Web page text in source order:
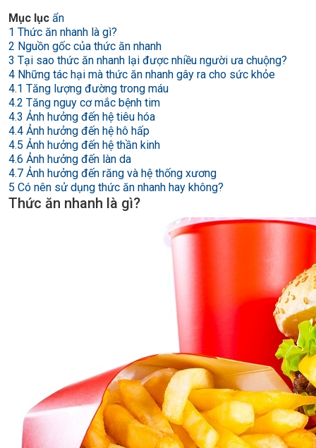
Mục lục ẩn
1 Thức ăn nhanh là gì?
2 Nguồn gốc của thức ăn nhanh
3 Tại sao thức ăn nhanh lại được nhiều người ưa chuộng?
4 Những tác hại mà thức ăn nhanh gây ra cho sức khỏe
4.1 Tăng lượng đường trong máu
4.2 Tăng nguy cơ mắc bệnh tim
4.3 Ảnh hưởng đến hệ tiêu hóa
4.4 Ảnh hưởng đến hệ hô hấp
4.5 Ảnh hưởng đến hệ thần kinh
4.6 Ảnh hưởng đến làn da
4.7 Ảnh hưởng đến răng và hệ thống xương
5 Có nên sử dụng thức ăn nhanh hay không?
Thức ăn nhanh là gì?